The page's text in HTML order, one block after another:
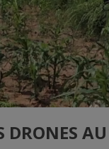
DRONES